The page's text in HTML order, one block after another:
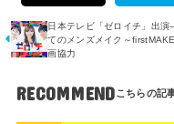
日本テレビ「ゼロイチ」出
てのメンズメイク～
画協力
RECOMMEND